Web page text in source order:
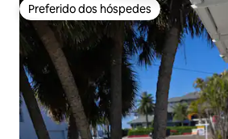
Preferido dos hóspedes
Preferido dos hóspedes